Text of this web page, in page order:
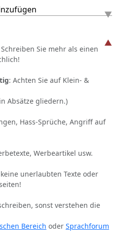
Schreiben Sie mehr als einen
: Achten Sie auf Klein- &
Absätze gliedern.)
Hass-Sprüche, Angriff auf
Werbeartikel usw.
unerlaubten Texte oder
sonst verstehen die
Bereich oder Sprachforum